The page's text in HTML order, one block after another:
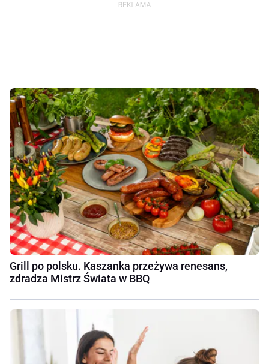
Grill po polsku. Kaszanka przeżywa renesans,
zdradza Mistrz Świata w BBQ